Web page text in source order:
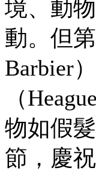
境、動
動。但
Barbier
（
物如假
節，慶